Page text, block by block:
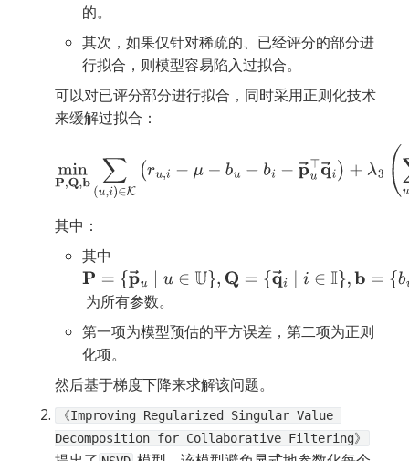
的。
其次，如果仅针对稀疏的、已经评分的部分进
行拟合，则模型容易陷入过拟合。
可以对已评分部分进行拟合，同时采用正则化技术
来缓解过拟合：
Q,b∑ i ⊤ →
∑u∈U ||p→ u||2 +∑ i∈ I| |q→i| |2 +∑ u∈ Ubu 2+ ∑i
其中：
其中
P=
{p→u∣u∈U}
{q→i∣i∈I},b=
{bu,b
为所有参数。
第一项为模型预估的平方误差，第二项为正则
化项。
然后基于梯度下降来求解该问题。
《Improving Regularized Singular Value
Decomposition for Collaborative Filtering》